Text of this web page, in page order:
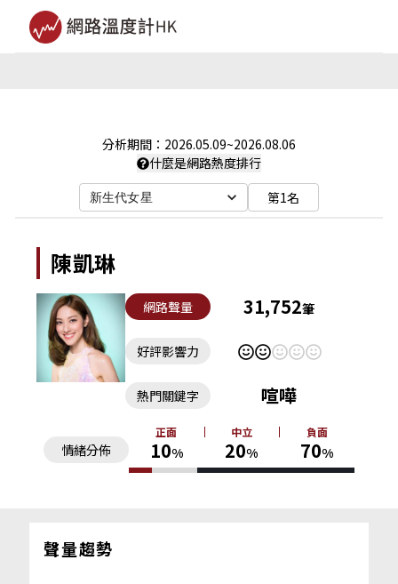
分析期間： 2026.05.09~2026.08.06
什麼是網路熱度排行
新生代女星 第1名
陳凱琳
網路聲量 31,752筆
好評影響力
情緒分佈
正面
10%
中立
20%
負面
70%
熱門關鍵字 喧嘩
聲量趨勢